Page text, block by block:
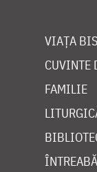
VIAȚA
CUVINTE
FAMILIE